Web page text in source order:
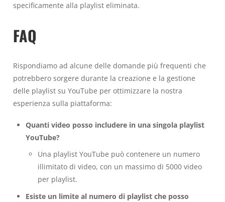
specificamente alla playlist eliminata.
FAQ
Rispondiamo ad alcune delle domande più frequenti che
potrebbero sorgere durante la creazione e la gestione
delle playlist su YouTube per ottimizzare la nostra
esperienza sulla piattaforma:
Quanti video posso includere in una singola playlist
YouTube?
Una playlist YouTube può contenere un numero
illimitato di video, con un massimo di 5000 video
per playlist.
Esiste un limite al numero di playlist che posso